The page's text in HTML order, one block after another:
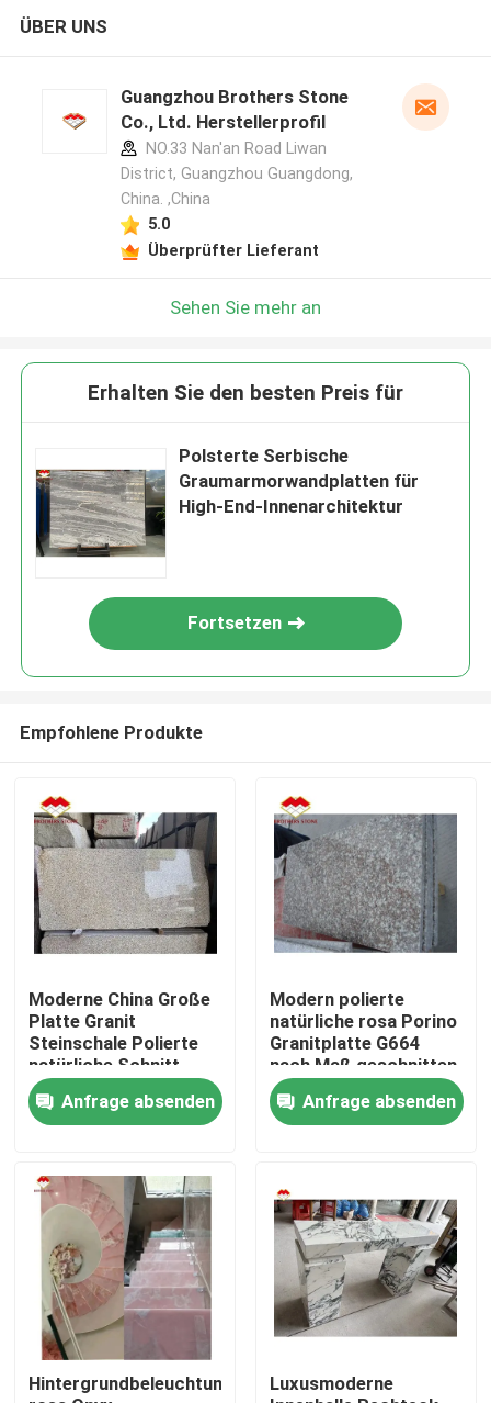
Nach Hause
Über uns
Kontakte
ÜBER UNS
Guangzhou Brothers Stone
Co., Ltd. Herstellerprofil
NO.33 Nan'an Road Liwan
District, Guangzhou Guangdong,
China. ,China
5.0
Überprüfter Lieferant
Sehen Sie mehr an
Erhalten Sie den besten Preis für
Polsterte Serbische
Graumarmorwandplatten für
High-End-Innenarchitektur
Fortsetzen
Empfohlene Produkte
Moderne China Große
Platte Granit
Steinschale Polierte
natürliche Schnitt
nach Größe
Chinesische rosa
Porno Rosa Granit
Anfrage absenden
Modern polierte
natürliche rosa Porino
Granitplatte G664
nach Maß geschnitten
China rosa Porno Rosa
PreiseAnfrage absenden
Hintergrundbeleuchtung
Luxusmoderne